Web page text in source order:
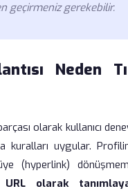
geçirmeniz gerekebilir.
Neden
olarak kullanıcı
kuralları uygular.
(hyperlink)
URL olarak